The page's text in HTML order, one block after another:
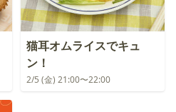
猫耳オムライスでキュ
ン！
2/5 (金) 21:00〜22:00